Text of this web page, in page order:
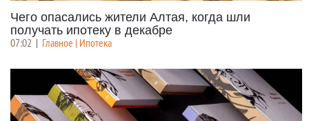
Чего опасались жители Алтая, когда шли
получать ипотеку в декабре
07:02 | Главное | Ипотека